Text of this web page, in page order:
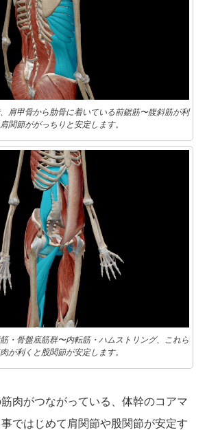
肩甲骨から肋骨に着いている前鋸筋〜腹斜筋が利
肩関節ががっちりと安定します。
・骨盤底筋群〜内転筋・ハムストリング、これら
が利くと股関節が安定します。
肉がつながっている、体幹のコアマ
ではじめて肩関節や股関節が安定す